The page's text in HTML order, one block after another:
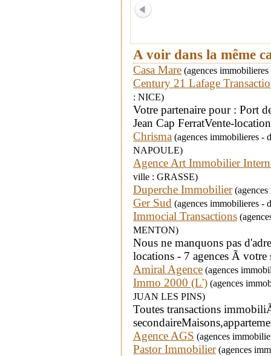
A voir dans la même
Casa Mare (agences
Century 21 Lafage
: NICE)
Votre partenaire pour : Port
Jean Cap FerratVente-
Chrisma (agences immobilieres
NAPOULE)
Agence Art Immobilier
ville : GRASSE)
Duperche Immobilier
Ger Sud (agences immobilieres
Immocial Transactions
MENTON)
Nous ne manquons pas
locations - 7 agences Ã
Amiral Agence (agences
Immo 2000 (L') (agences
JUAN LES PINS)
Toutes transactions
Agence AGS (agences
Pastor Immobilier(agences